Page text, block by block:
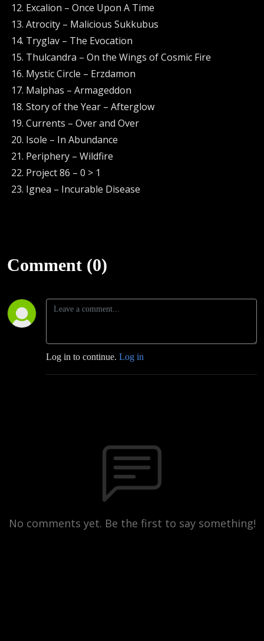
Excalion – Once Upon A Time
Atrocity – Malicious Sukkubus
Tryglav – The Evocation
Thulcandra – On the Wings of Cosmic Fire
Mystic Circle – Erzdamon
Malphas – Armageddon
Story of the Year – Afterglow
Currents – Over and Over
Isole – In Abundance
Periphery – Wildfire
Project 86 – 0 > 1
Ignea – Incurable Disease
Comment (0)
Log in to continue. Log in
No comments yet. Be the first to say something!